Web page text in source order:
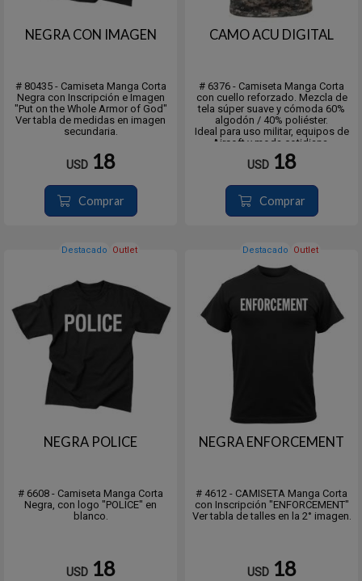
NEGRA CON IMAGEN
# 80435 - Camiseta Manga Corta
Negra con Inscripción e Imagen
"Put on the Whole Armor of God"
Ver tabla de medidas en imagen
secundaria.
USD 18
Comprar
CAMO ACU DIGITAL
# 6376 - Camiseta Manga Corta
con cuello reforzado. Mezcla de
tela súper suave y cómoda 60%
algodón / 40% poliéster.
Ideal para uso militar, equipos de
Airsoft y moda cotidiana.
USD 18
Comprar
Destacado Outlet
NEGRA POLICE
# 6608 - Camiseta Manga Corta
Negra, con logo "POLICE" en
blanco.
USD 18
Destacado Outlet
NEGRA ENFORCEMENT
# 4612 - CAMISETA Manga Corta
con Inscripción "ENFORCEMENT"
Ver tabla de talles en la 2° imagen.
USD 18